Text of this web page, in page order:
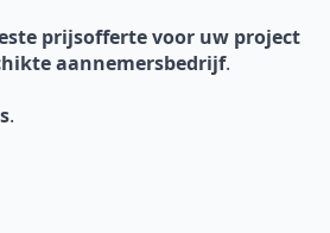
prijsofferte voor uw project
aannemersbedrijf.
.